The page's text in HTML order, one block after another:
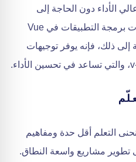
الأداء دون الحاجة إلى
تحسينات إضافية - معظم واجهات برمجة التطبيقات في Vue
إلى ذلك، فإنه يوفر توجيهات
التعلم أقل حدة ومفاهيم
تطوير مشاريع واسعة النطاق.